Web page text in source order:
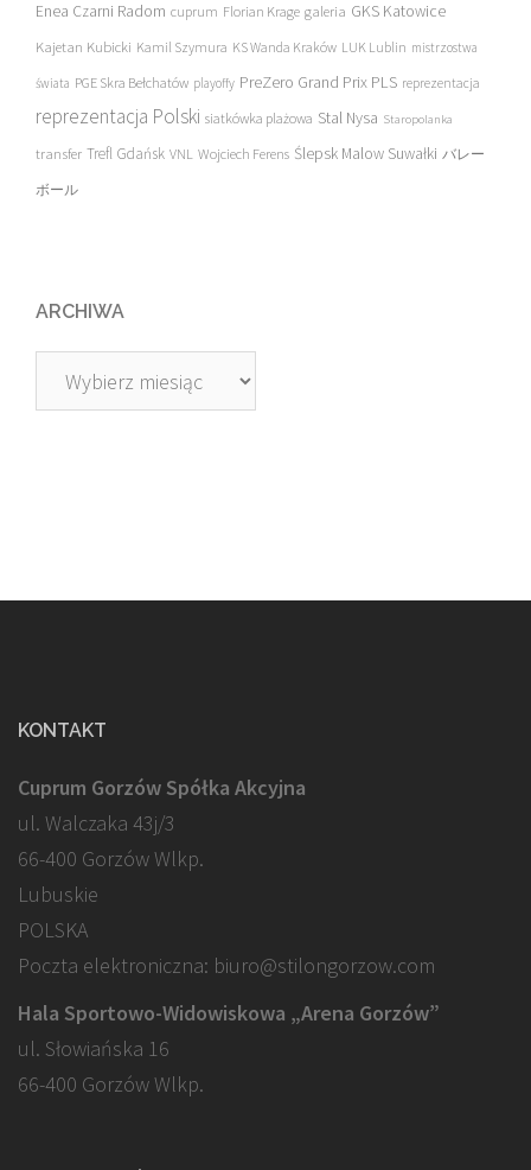
Enea Czarni Radom cuprum Florian Krage galeria GKS Katowice
Kajetan Kubicki Kamil Szymura KS Wanda Kraków LUK Lublin mistrzostwa
świata PGE Skra Bełchatów playoffy PreZero Grand Prix PLS reprezentacja
reprezentacja Polski siatkówka plażowa Stal Nysa Staropolanka
transfer Trefl Gdańsk VNL Wojciech Ferens Ślepsk Malow Suwałki バレー
ボール
ARCHIWA
Archiwa
KONTAKT
Cuprum Gorzów Spółka Akcyjna
ul. Walczaka 43j/3
66-400 Gorzów Wlkp.
Lubuskie
POLSKA
Poczta elektroniczna: biuro@stilongorzow.com
Hala Sportowo-Widowiskowa „Arena Gorzów”
ul. Słowiańska 16
66-400 Gorzów Wlkp.